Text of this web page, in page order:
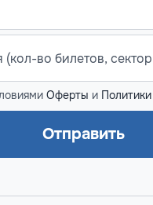
Оферты и
Отправить